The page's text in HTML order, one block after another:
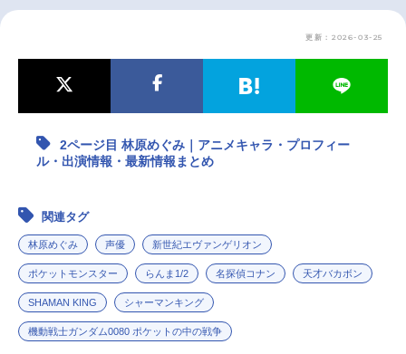
最新記事一覧
アニメ映画一覧 実写化映画一覧
今期アニメ曜日別一覧
春アニメ
更新：2026-03-25
2ページ目 林原めぐみ｜アニメキャラ・プロフィー
ル・出演情報・最新情報まとめ
関連タグ
林原めぐみ 声優 新世紀エヴァンゲリオン
ポケットモンスター らんま1/2 名探偵コナン 天才バカボン
SHAMAN KING シャーマンキング
機動戦士ガンダム0080 ポケットの中の戦争